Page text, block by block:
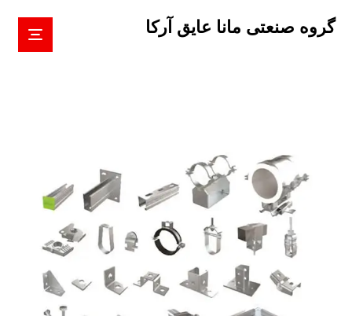
گروه صنعتی مانا عایق آرکا